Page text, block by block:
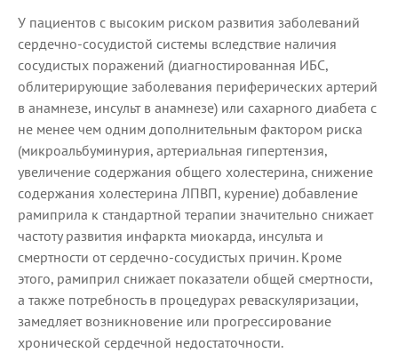
У пациентов с высоким риском развития заболеваний
сердечно-сосудистой системы вследствие наличия
сосудистых поражений (диагностированная ИБС,
облитерирующие заболевания периферических артерий
в анамнезе, инсульт в анамнезе) или сахарного диабета с
не менее чем одним дополнительным фактором риска
(микроальбуминурия, артериальная гипертензия,
увеличение содержания общего холестерина, снижение
содержания холестерина ЛПВП, курение) добавление
рамиприла к стандартной терапии значительно снижает
частоту развития инфаркта миокарда, инсульта и
смертности от сердечно-сосудистых причин. Кроме
этого, рамиприл снижает показатели общей смертности,
а также потребность в процедурах реваскуляризации,
замедляет возникновение или прогрессирование
хронической сердечной недостаточности.